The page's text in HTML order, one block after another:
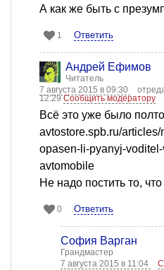
А как же быть с
1 Ответить
Андрей Ефимов
Читатель
7 августа 2015 в 09:30
12:29Сообщить модератору
Всё это уже было
avtostore.spb.ru/
opasen-li-pyanyj-
avtomobile
Не надо постить то,
0 Ответить
София Варган
Грандмастер
7 августа 2015 в 11:04